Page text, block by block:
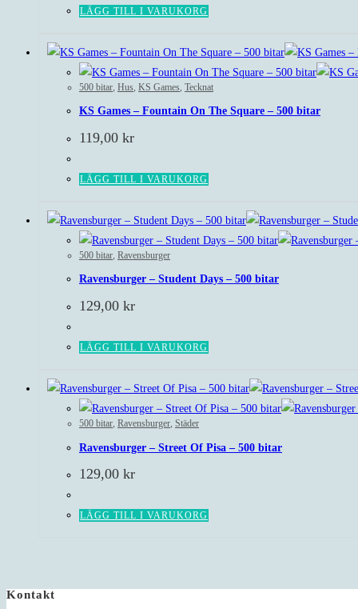
LÄGG TILL I VARUKORG
500 bitar Hus KS Games Tecknat
KS Games – Fountain On The Square – 500 bitar
119,00 kr
LÄGG TILL I VARUKORG
500 bitar Ravensburger
Ravensburger – Student Days – 500 bitar
129,00 kr
LÄGG TILL I VARUKORG
500 bitar, Ravensburger, Städer
Ravensburger – Street Of Pisa – 500 bitar
129,00 kr
LÄGG TILL I VARUKORG
Kontakt